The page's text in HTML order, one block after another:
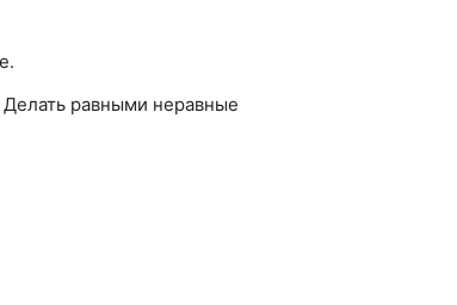
равными неравные